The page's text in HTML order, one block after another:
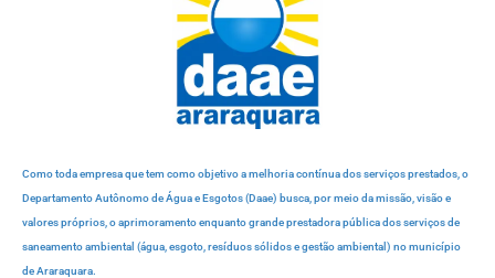
Como toda empresa que tem como objetivo a melhoria contínua dos serviços prestados, o
Departamento Autônomo de Água e Esgotos (Daae) busca, por meio da missão, visão e
valores próprios, o aprimoramento enquanto grande prestadora pública dos serviços de
saneamento ambiental (água, esgoto, resíduos sólidos e gestão ambiental) no município
de Araraquara.